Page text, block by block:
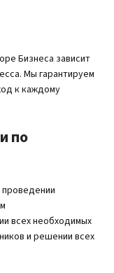
Бизнеса зависит
Мы гарантируем
к каждому
по
всех необходимых
и решении всех